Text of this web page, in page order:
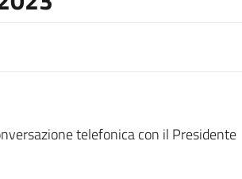
telefonica con il Presidente